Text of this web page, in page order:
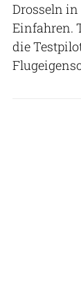
Drosseln
Einfahren.
die